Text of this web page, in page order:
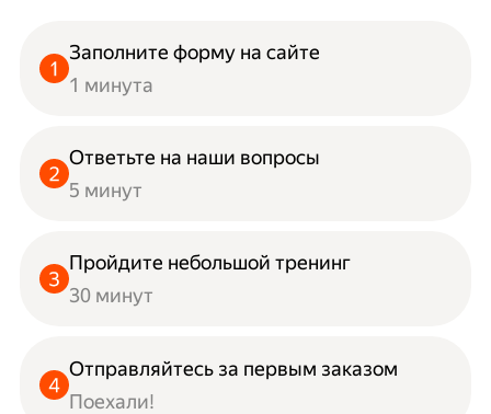
Заполните форму на сайте
1 минута
Ответьте на наши вопросы
5 минут
Пройдите небольшой тренинг
30 минут
Отправляйтесь за первым заказом
Поехали!